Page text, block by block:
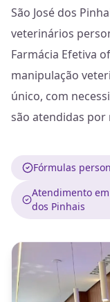
São José dos
veterinários
Farmácia Efetiva
manipulação
único, com
são atendidas
Fórmulas
Atendimento
dos Pinhais